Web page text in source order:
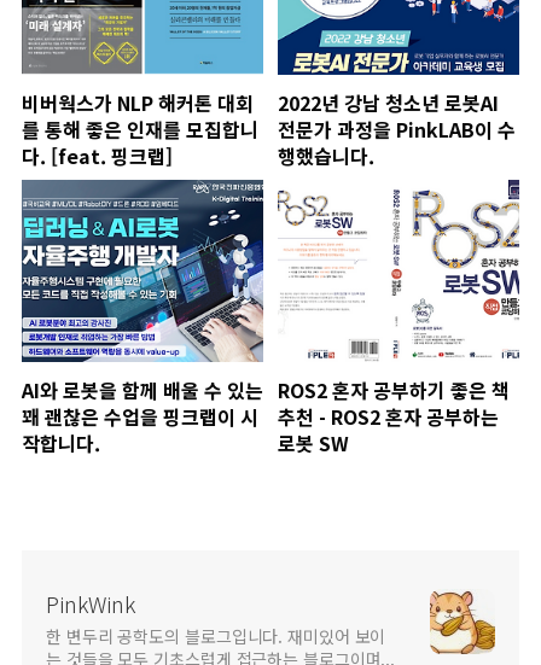
비버웍스가 NLP 해커톤 대회
를 통해 좋은 인재를 모집합니
다. [feat. 핑크랩]
2022년 강남 청소년 로봇AI
전문가 과정을 PinkLAB이 수
행했습니다.
AI와 로봇을 함께 배울 수 있는
꽤 괜찮은 수업을 핑크랩이 시
작합니다.
ROS2 혼자 공부하기 좋은 책
추천 - ROS2 혼자 공부하는
로봇 SW
PinkWink
한 변두리 공학도의 블로그입니다. 재미있어 보이
는 것들을 모두 기초스럽게 접근하는 블로그이며...